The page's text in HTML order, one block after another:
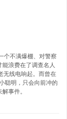
个不满爆棚、对警察
浪费在了调查名人
无线电响起。而曾在
聪明，只会向前冲的
事件。